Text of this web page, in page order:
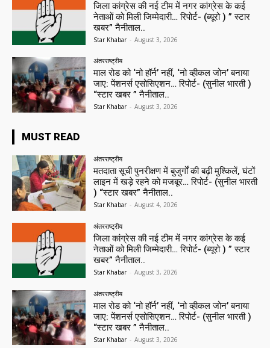
जिला कांग्रेस की नई टीम में नगर कांग्रेस के कई
नेताओं को मिली जिम्मेदारी… रिपोर्ट- (ब्यूरो ) ” स्टार
खबर” नैनीताल..
Star Khabar - August 3, 2026
अंतरराष्ट्रीय
माल रोड को ‘नो हॉर्न’ नहीं, ‘नो व्हीकल जोन’ बनाया
जाए: पेंशनर्स एसोसिएशन… रिपोर्ट- (सुनील भारती )
“स्टार खबर ” नैनीताल..
Star Khabar - August 3, 2026
MUST READ
अंतरराष्ट्रीय
मतदाता सूची पुनरीक्षण में बुजुर्गों की बढ़ी मुश्किलें, घंटों
लाइन में खड़े रहने को मजबूर… रिपोर्ट- (सुनील भारती
) “स्टार खबर” नैनीताल..
Star Khabar - August 4, 2026
अंतरराष्ट्रीय
जिला कांग्रेस की नई टीम में नगर कांग्रेस के कई
नेताओं को मिली जिम्मेदारी… रिपोर्ट- (ब्यूरो ) ” स्टार
खबर” नैनीताल..
Star Khabar - August 3, 2026
अंतरराष्ट्रीय
माल रोड को ‘नो हॉर्न’ नहीं, ‘नो व्हीकल जोन’ बनाया
जाए: पेंशनर्स एसोसिएशन… रिपोर्ट- (सुनील भारती )
“स्टार खबर ” नैनीताल..
Star Khabar - August 3, 2026